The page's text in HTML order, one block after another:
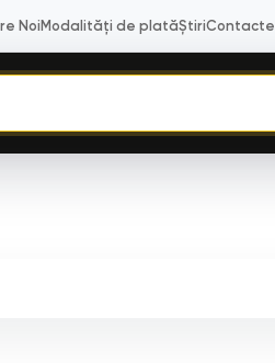
NoiModalități de platăȘtiriContacte